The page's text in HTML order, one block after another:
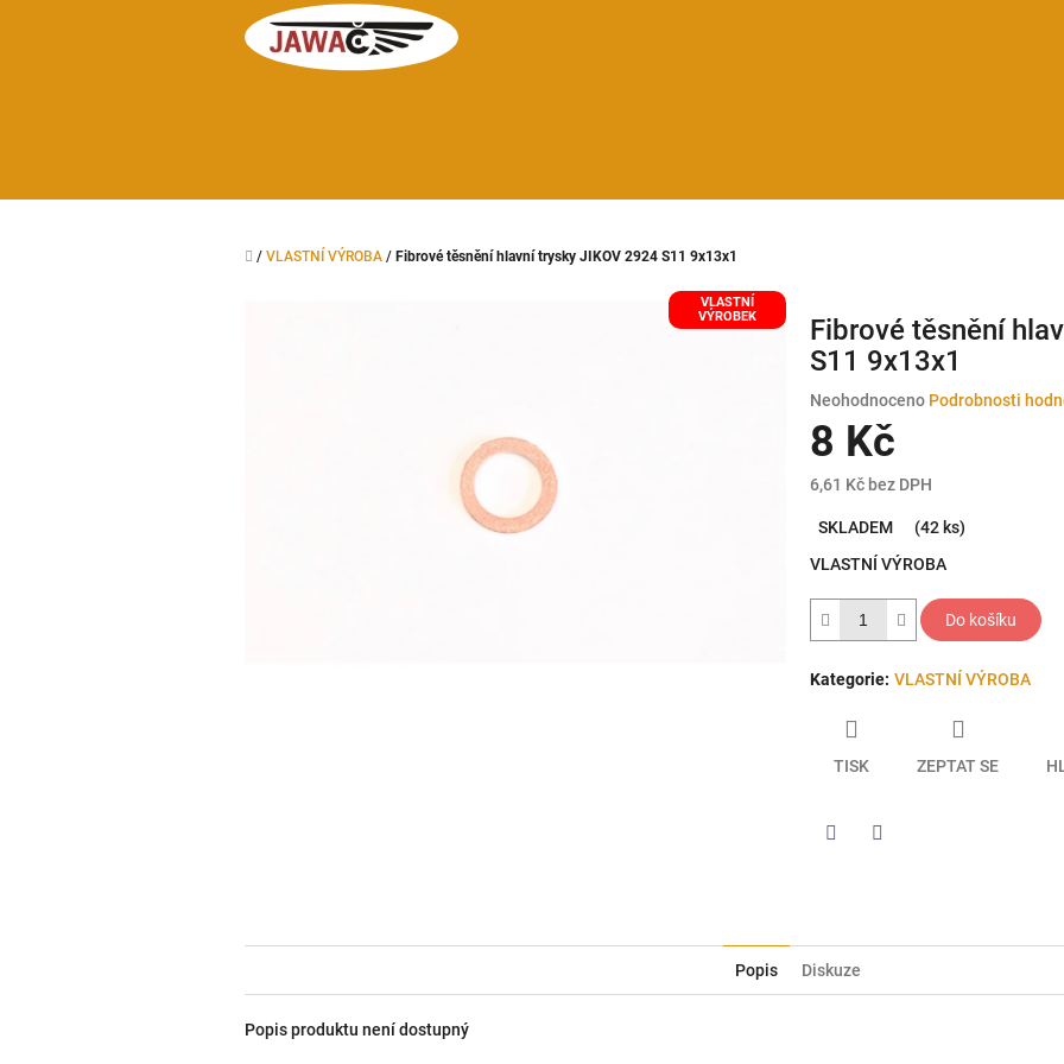
Domů
/ VLASTNÍ VÝROBA / Fibrové těsnění hlavní trysky JIKOV 2924 S11 9x13x1
VLASTNÍ
VÝROBEK
Fibrové těsnění
S11 9x13x1
Průměrné
hodnocení
produktu
0,0
hvězdiček.
Neohodnoceno Podrobnosti
8 Kč
6,61 Kč bez DPH
cena:
SKLADEM
(42 ks)
VLASTNÍ VÝROBA
Do košíku
Kategorie: VLASTNÍ VÝROBA
TISK ZEPTAT SE
Popis Diskuze
Popis produktu není dostupný